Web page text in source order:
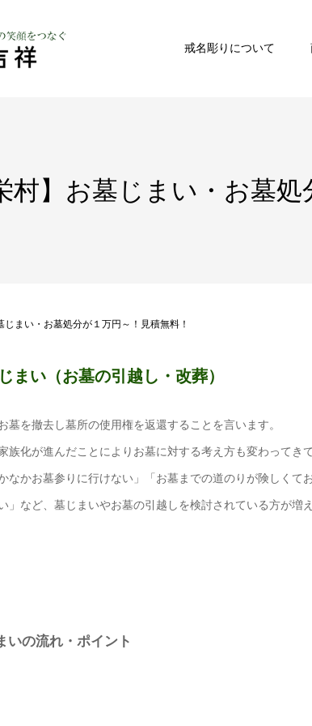
戒名彫りについて
村】お墓じまい・お墓
じまい・お墓処分が１万円～！見積無料！
まい（お墓の引越し・改葬）
墓を撤去し墓所の使用権を返還することを言います。
族化が進んだことによりお墓に対する考え方も変わってきて
なかお墓参りに行けない」「お墓までの道のりが険しく
」など、墓じまいやお墓の引越しを検討されている方が増
いの流れ・ポイント